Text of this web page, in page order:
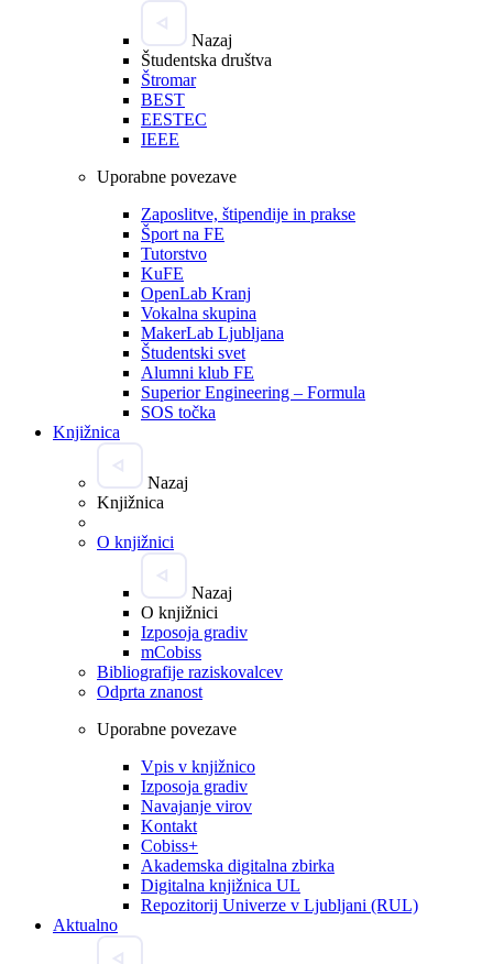
Nazaj
Študentska društva
Štromar
BEST
EESTEC
IEEE
Uporabne povezave
Zaposlitve, štipendije in prakse
Šport na FE
Tutorstvo
KuFE
OpenLab Kranj
Vokalna skupina
MakerLab Ljubljana
Študentski svet
Alumni klub FE
Superior Engineering – Formula
SOS točka
Knjižnica
Nazaj
Knjižnica
O knjižnici
Nazaj
O knjižnici
Izposoja gradiv
mCobiss
Bibliografije raziskovalcev
Odprta znanost
Uporabne povezave
Vpis v knjižnico
Izposoja gradiv
Navajanje virov
Kontakt
Cobiss+
Akademska digitalna zbirka
Digitalna knjižnica UL
Repozitorij Univerze v Ljubljani (RUL)
Aktualno